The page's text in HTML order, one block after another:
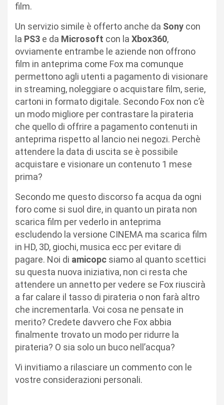
film.
Un servizio simile è offerto anche da Sony con
la PS3 e da Microsoft con la Xbox360,
ovviamente entrambe le aziende non offrono
film in anteprima come Fox ma comunque
permettono agli utenti a pagamento di visionare
in streaming, noleggiare o acquistare film, serie,
cartoni in formato digitale. Secondo Fox non c’è
un modo migliore per contrastare la pirateria
che quello di offrire a pagamento contenuti in
anteprima rispetto al lancio nei negozi. Perchè
attendere la data di uscita se è possibile
acquistare e visionare un contenuto 1 mese
prima?
Secondo me questo discorso fa acqua da ogni
foro come si suol dire, in quanto un pirata non
scarica film per vederlo in anteprima
escludendo la versione CINEMA ma scarica film
in HD, 3D, giochi, musica ecc per evitare di
pagare. Noi di amicopc siamo al quanto scettici
su questa nuova iniziativa, non ci resta che
attendere un annetto per vedere se Fox riuscirà
a far calare il tasso di pirateria o non farà altro
che incrementarla. Voi cosa ne pensate in
merito? Credete davvero che Fox abbia
finalmente trovato un modo per ridurre la
pirateria? O sia solo un buco nell’acqua?
Vi invitiamo a rilasciare un commento con le
vostre considerazioni personali.